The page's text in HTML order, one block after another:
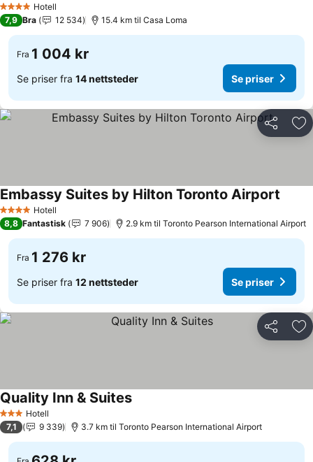
4 StjernerHotell
7,9 Bra 12 534 15.4 km til Casa Loma
Fra 1 004 kr
Se priser fra 14 nettsteder Se priser
Del
4 StjernerHotell
Embassy Suites by Hilton Toronto Airport
8,8 Fantastisk 7 906 2.9 km til Toronto Pearson International Airport
Fra 1 276 kr
Se priser fra 12 nettsteder Se priser
Del
3 StjernerHotell
Quality Inn & Suites
7,1 9 339 3.7 km til Toronto Pearson International Airport